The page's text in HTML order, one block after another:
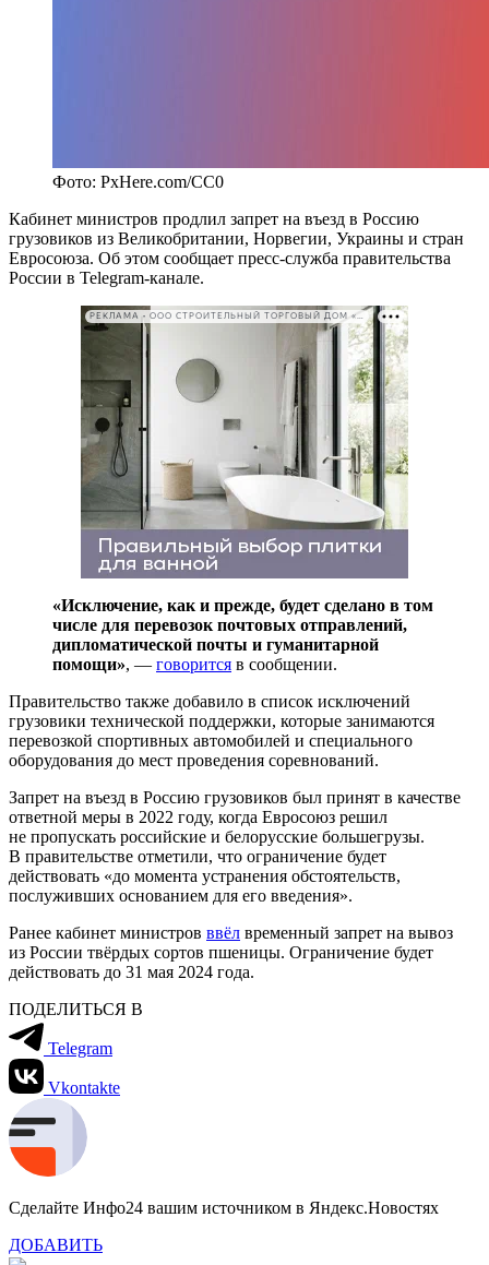
Фото: PxHere.com/CC0
Кабинет министров продлил запрет на въезд в Россию
грузовиков из Великобритании, Норвегии, Украины и стран
Евросоюза. Об этом сообщает пресс-служба правительства
России в Telegram-канале.
РЕКЛАМА • ООО СТРОИТЕЛЬНЫЙ ТОРГОВЫЙ ДОМ «ПЕТРОВИЧ». ИНН: 7802348846
«Исключение, как и прежде, будет сделано в том
числе для перевозок почтовых отправлений,
дипломатической почты и гуманитарной
помощи», — говорится в сообщении.
Правительство также добавило в список исключений
грузовики технической поддержки, которые занимаются
перевозкой спортивных автомобилей и специального
оборудования до мест проведения соревнований.
Запрет на въезд в Россию грузовиков был принят в качестве
ответной меры в 2022 году, когда Евросоюз решил
не пропускать российские и белорусские большегрузы.
В правительстве отметили, что ограничение будет
действовать «до момента устранения обстоятельств,
послуживших основанием для его введения».
Ранее кабинет министров ввёл временный запрет на вывоз
из России твёрдых сортов пшеницы. Ограничение будет
действовать до 31 мая 2024 года.
ПОДЕЛИТЬСЯ В
Telegram
Vkontakte
Сделайте Инфо24 вашим источником в Яндекс.Новостях
ДОБАВИТЬ